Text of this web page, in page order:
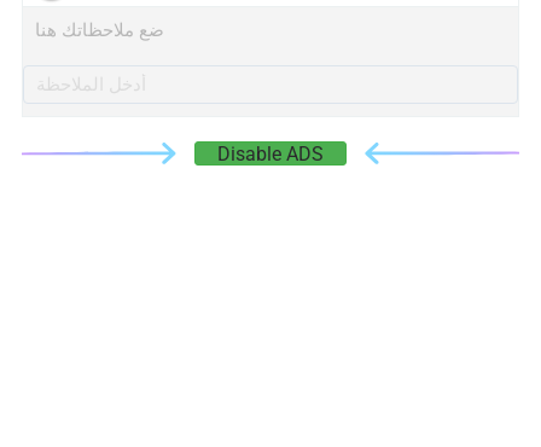
ضع ملاحظاتك هنا
Disable ADS